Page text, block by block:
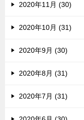
2020年11月 (30)
2020年10月 (31)
2020年9月 (30)
2020年8月 (31)
2020年7月 (31)